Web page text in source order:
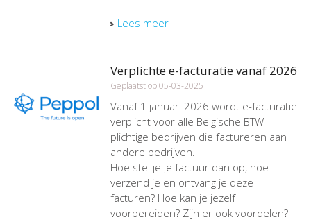
Lees meer
Verplichte e-facturatie vanaf 2026
Geplaatst op 05-03-2025
Vanaf 1 januari 2026 wordt e-facturatie
verplicht voor alle Belgische BTW-
plichtige bedrijven die factureren aan
andere bedrijven.
Hoe stel je je factuur dan op, hoe
verzend je en ontvang je deze
facturen? Hoe kan je jezelf
voorbereiden? Zijn er ook voordelen?